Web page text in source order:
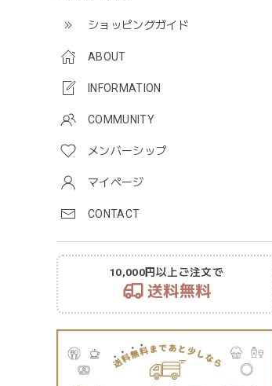
ショッピングガイド
ABOUT
INFORMATION
COMMUNITY
メンバーシップ
マイページ
CONTACT
10,000円以上ご注文で
送料無料